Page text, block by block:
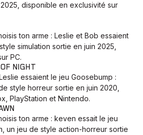
disponible en exclusivité sur
ton arme : Leslie et Bob essaient
simulation sortie en juin 2025,
PC.
NIGHT
essaient le jeu Goosebump :
style horreur sortie en juin 2020,
PlayStation et Nintendo.
ton arme : keven essait le jeu
un jeu de style action-horreur sortie